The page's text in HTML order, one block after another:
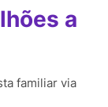
a
familiar via